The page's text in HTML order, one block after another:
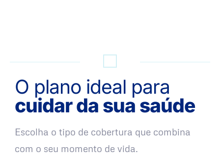
O plano ideal para
cuidar da sua saúde
Escolha o tipo de cobertura que combina
com o seu momento de vida.